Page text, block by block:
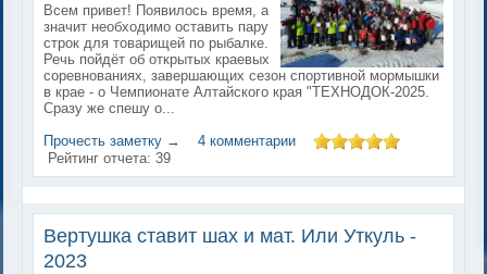
Всем привет! Появилось время, а
значит необходимо оставить пару
строк для товарищей по рыбалке.
Речь пойдёт об открытых краевых
соревнованиях, завершающих сезон спортивной мормышки
в крае - о Чемпионате Алтайского края "ТЕХНОДОК-2025.
Сразу же спешу о...
Прочесть заметку →
4 комментарии
Рейтинг отчета:39
Вертушка ставит шах и мат. Или Уткуль -
2023